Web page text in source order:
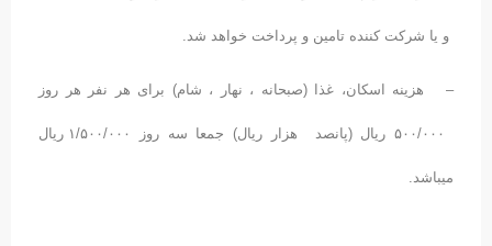
و یا شرکت کننده تامین و پرداخت خواهد شد.
– هزینه اسکان، غذا (صبحانه ، نهار ، شام) برای هر نفر هر روز
۵۰۰/۰۰۰ ریال (پانصد هزار ریال) جمعا سه روز ۱/۵۰۰/۰۰۰ ریال
میباشد.